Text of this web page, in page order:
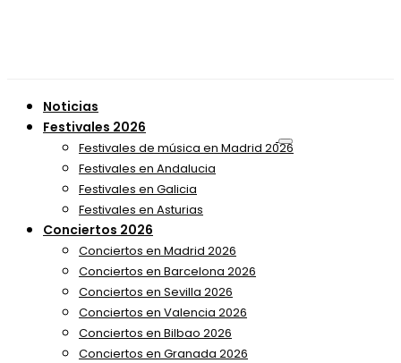
Noticias
Festivales 2026
Festivales de música en Madrid 2026
Festivales en Andalucia
Festivales en Galicia
Festivales en Asturias
Conciertos 2026
Conciertos en Madrid 2026
Conciertos en Barcelona 2026
Conciertos en Sevilla 2026
Conciertos en Valencia 2026
Conciertos en Bilbao 2026
Conciertos en Granada 2026